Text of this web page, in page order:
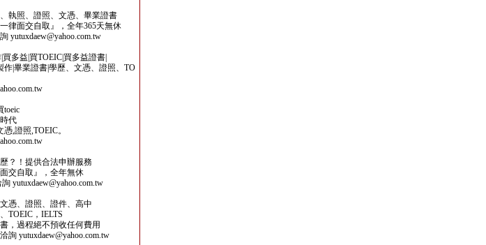
執照、證照、文憑、畢業證書
律面交自取』，全年365天無休
yutuxdaew@yahoo.com.tw
多益|買TOEIC|買多益證書|
作|畢業證書|學歷、文憑、證照、TO
toeic
代
,證照,TOEIC。
？！提供合法申辦服務
交自取』，全年無休
yutuxdaew@yahoo.com.tw
憑、證照、證件、高中
TOEIC，IELTS
，過程絕不預收任何費用
詢 yutuxdaew@yahoo.com.tw